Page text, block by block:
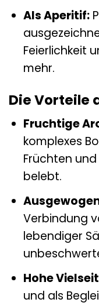
Als Aperitif:
Feierlichkeit
mehr.
Die Vorteile
Fruchtige
komplexes
Früchten
belebt.
Verbindung
lebendiger
Hohe
und als